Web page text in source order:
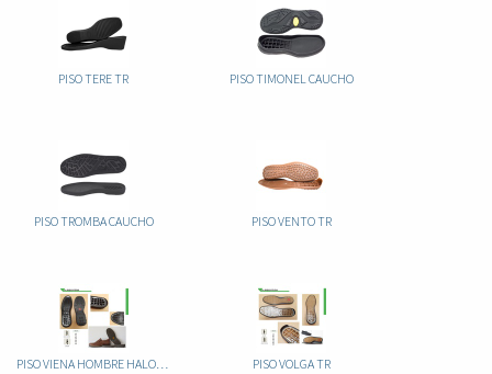
PISO TERE TR PISO TIMONEL CAUCHO
PISO TROMBA CAUCHO PISO VENTO TR
PISO VIENA HOMBRE HALOGENADO PISO VOLGA TR